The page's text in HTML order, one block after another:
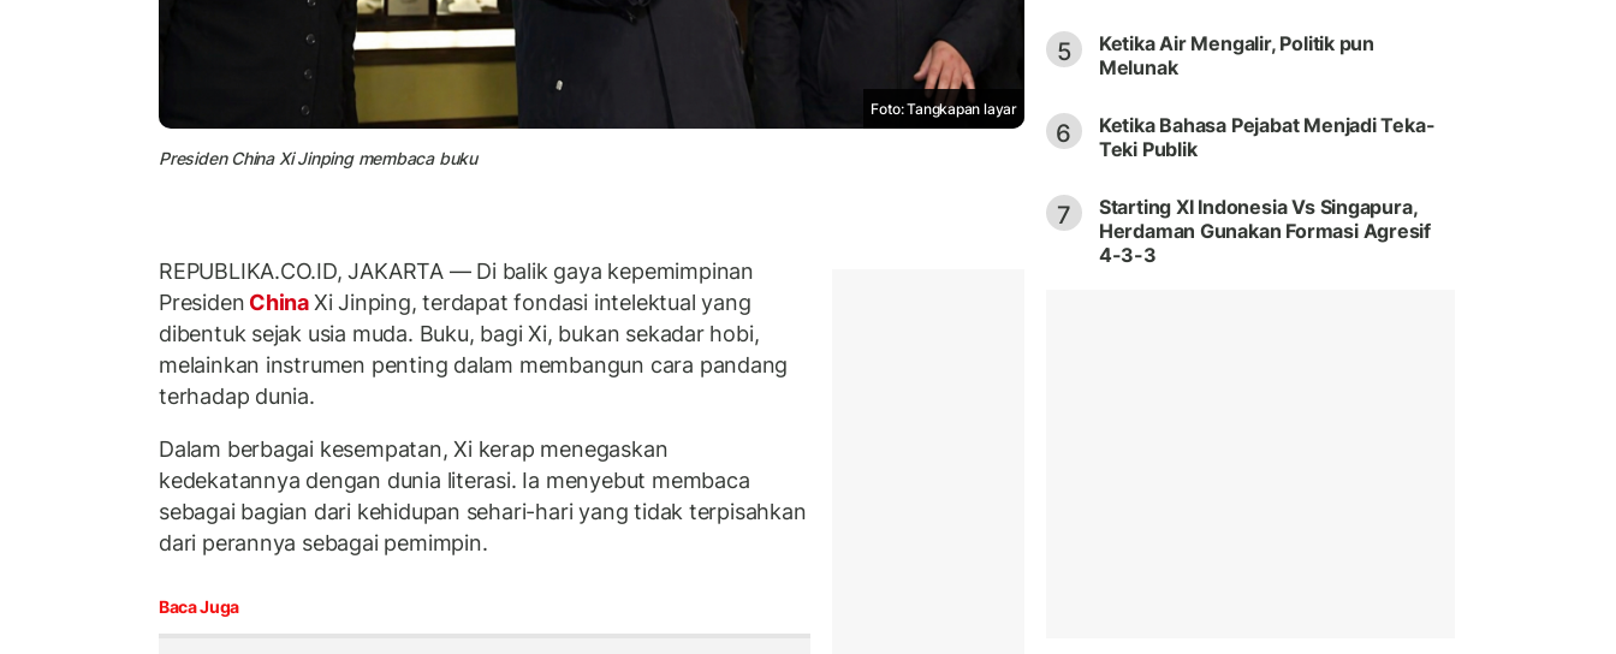
Foto: Tangkapan layar
Presiden China Xi Jinping membaca buku
REPUBLIKA.CO.ID, JAKARTA — Di balik gaya kepemimpinan
Presiden ChinaXi Jinping, terdapat fondasi intelektual yang
dibentuk sejak usia muda. Buku, bagi Xi, bukan sekadar hobi,
melainkan instrumen penting dalam membangun cara pandang
terhadap dunia.
Dalam berbagai kesempatan, Xi kerap menegaskan
kedekatannya dengan dunia literasi. Ia menyebut membaca
sebagai bagian dari kehidupan sehari-hari yang tidak terpisahkan
dari perannya sebagai pemimpin.
Baca Juga
5
Ketika Air Mengalir, Politik pun
Melunak
6
Ketika Bahasa Pejabat Menjadi Teka-
Teki Publik
7
Starting XI Indonesia Vs Singapura,
Herdaman Gunakan Formasi Agresif
4-3-3